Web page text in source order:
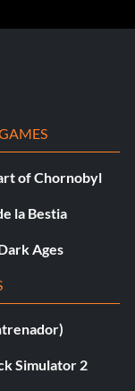
of Chornobyl
la Bestia
Ages
Simulator 2